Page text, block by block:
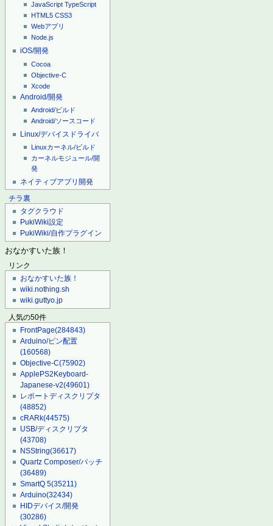
JavaScript TypeScript
HTML5 CSS3
Webアプリ
Node.js
iOS/開発
Cocoa
Objective-C
Xcode
Android/開発
Android/ビルド
Android/ソースコード
Linux/デバイスドライバ
Linuxカーネル/ビルド
カーネルモジュール/開
発
ネイティブアプリ開発
チラ裏
タグクラウド
PukiWiki設定
PukiWiki/自作プラグイン
おなかすいた族！
リンク
おなかすいた族！
wiki.nothing.sh
wiki.guttyo.jp
人気の50件
FrontPage(284843)
Arduino/ピン配置
(160568)
Objective-C(75902)
ApplePS2Keyboard-
Japanese-v2(49601)
レポートディスクリプタ
(48852)
cRARk(44575)
USB/ディスクリプタ
(43708)
NSString(36617)
Quartz Composer/パッチ
(36489)
SmartQ 5(35211)
Arduino(32434)
HIDデバイス/開発
(30286)